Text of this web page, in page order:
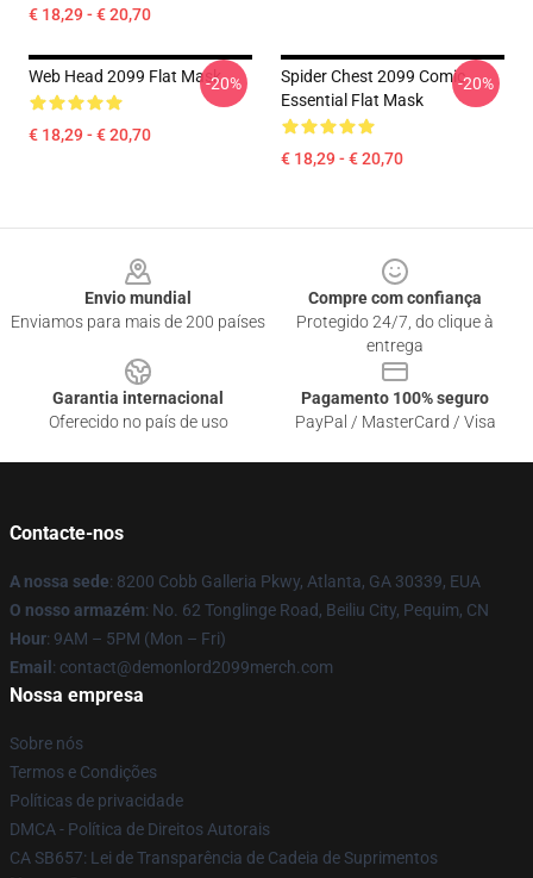
€ 18,29 - € 20,70
Web Head 2099 Flat Mask
€ 18,29 - € 20,70
-20%
Spider Chest 2099 Comic
Essential Flat Mask
€ 18,29 - € 20,70
-20%
Envio mundial
Enviamos para mais de 200 países
Compre com confiança
Protegido 24/7, do clique à
entrega
Garantia internacional
Oferecido no país de uso
Pagamento 100% seguro
PayPal / MasterCard / Visa
Contacte-nos
A nossa sede: 8200 Cobb Galleria Pkwy, Atlanta, GA 30339, EUA
O nosso armazém: No. 62 Tonglinge Road, Beiliu City, Pequim, CN
Hour: 9AM – 5PM (Mon – Fri)
Email : contact@demonlord2099merch.com
Nossa empresa
Sobre nós
Termos e Condições
Políticas de privacidade
DMCA - Política de Direitos Autorais
CA SB657: Lei de Transparência de Cadeia de Suprimentos